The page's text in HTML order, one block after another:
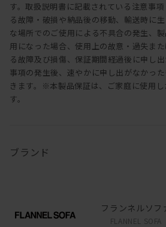
す。取扱説明書に記載されている注意事
る故障・破損や納品後の移動、輸送時に
な場所でのご使用による不具合の発生、
用になった場合、使用上の故意・過失ま
る故障及び損傷、保証期間経過後に申し
事項の発生後、速やかに申し出がなかっ
きます。※本製品保証は、ご家庭に使用
す。
ブランド
フランネルソフ
FLANNEL SOFA